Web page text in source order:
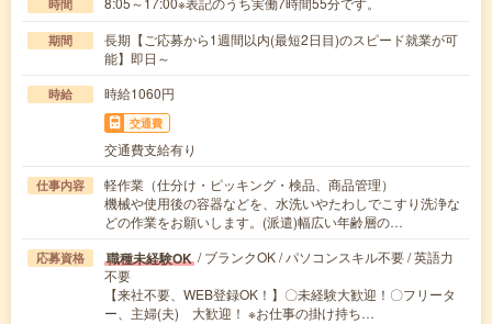
時間
期間
長期【ご応募から1週間以内(最短2日目)のスピード就業が可
能】即日～
時給 時給1060円
交通費
交通費支給有り
仕事内容
軽作業（仕分け・ピッキング・検品、商品管理）
機械や使用後の容器などを、水洗いやたわしでこすり洗浄な
どの作業をお願いします。(派遣)幅広い年齢層の…
応募資格 職種未経験OK / ブランクOK / パソコンスキル不要 / 英語力
不要
【来社不要、WEB登録OK！】〇未経験大歓迎！〇フリータ
ー、主婦(夫) 大歓迎！ ※お仕事の掛け持ち…